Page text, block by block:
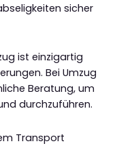
sicher
ist einzigartig
Bei Umzug
Beratung, um
durchzuführen.
Transport